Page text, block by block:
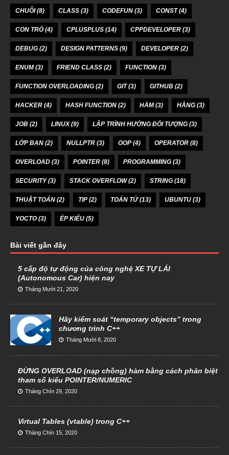
CHUỖI(8) CLASS (3) CODEFUN (3) CONST(4)
CON TRỎ(4) CPLUSPLUS (14) CPPDEVELOPER (3)
DEBUG (2) DESIGN PATTERNS (9) DEVELOPER (2)
ENUM(3) FRIEND CLASS (2) FUNCTION (3)
FUNCTION OVERLOADING (2) GIT(3) GITHUB (2)
HACKER (4) HASH FUNCTION (2) HÀM(3) HẰNG (3)
JOB (2) LINUX(9) LẬP TRÌNH HƯỚNG ĐỐI TƯỢNG (3)
LỚP BẠN (2) NULLPTR (3) OOP (4) OPERATOR (8)
OVERLOAD (3) POINTER (8) PROGRAMMING (3)
SECURITY(3) STACK OVERFLOW(2) STRING (18)
THUẬT TOÁN (2) TIP (2) TOÁN TỬ(13) UBUNTU (3)
YOCTO(3) ÉP KIỂU (5)
Bài viết gần đây
5 cấp độ tự động của công nghệ XE TỰ LÁI
(Autonomous Car) hiện nay
Tháng Mười 21, 2020
Hãy kiểm soát “temporary objects” trong
chương trình C++
Tháng Mười 8, 2020
ĐỪNG OVERLOAD (nạp chồng) hàm bằng cách phân biệt
tham số kiểu POINTER/NUMERIC
Tháng Chín 29, 2020
Virtual Tables (vtable) trong C++
Tháng Chín 15, 2020